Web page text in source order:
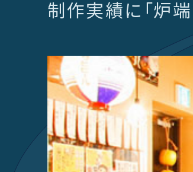
制作実績に「炉端